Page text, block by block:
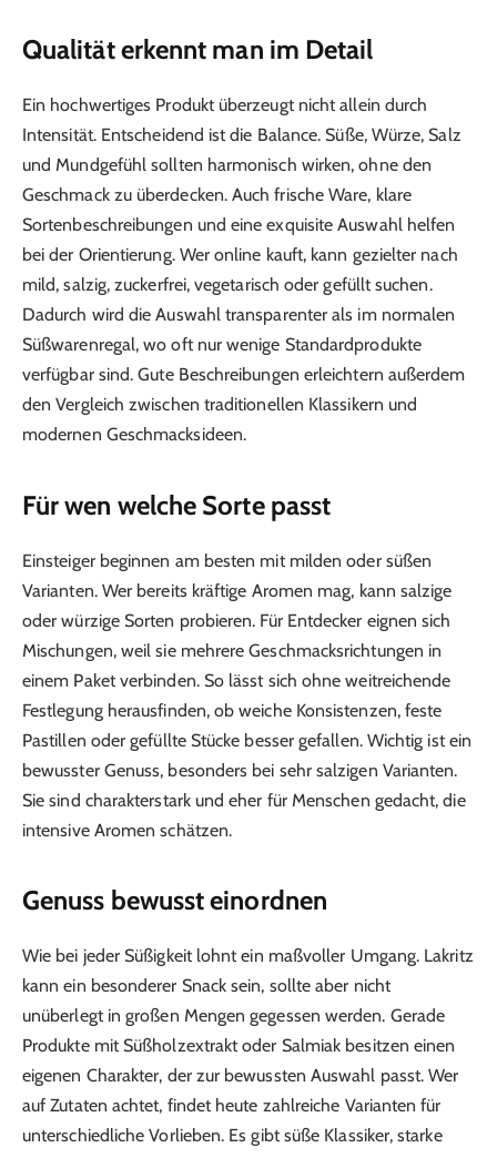
Qualität erkennt man im Detail
Ein hochwertiges Produkt überzeugt nicht allein durch
Intensität. Entscheidend ist die Balance. Süße, Würze, Salz
und Mundgefühl sollten harmonisch wirken, ohne den
Geschmack zu überdecken. Auch frische Ware, klare
Sortenbeschreibungen und eine exquisite Auswahl helfen
bei der Orientierung. Wer online kauft, kann gezielter nach
mild, salzig, zuckerfrei, vegetarisch oder gefüllt suchen.
Dadurch wird die Auswahl transparenter als im normalen
Süßwarenregal, wo oft nur wenige Standardprodukte
verfügbar sind. Gute Beschreibungen erleichtern außerdem
den Vergleich zwischen traditionellen Klassikern und
modernen Geschmacksideen.
Für wen welche Sorte passt
Einsteiger beginnen am besten mit milden oder süßen
Varianten. Wer bereits kräftige Aromen mag, kann salzige
oder würzige Sorten probieren. Für Entdecker eignen sich
Mischungen, weil sie mehrere Geschmacksrichtungen in
einem Paket verbinden. So lässt sich ohne weitreichende
Festlegung herausfinden, ob weiche Konsistenzen, feste
Pastillen oder gefüllte Stücke besser gefallen. Wichtig ist ein
bewusster Genuss, besonders bei sehr salzigen Varianten.
Sie sind charakterstark und eher für Menschen gedacht, die
intensive Aromen schätzen.
Genuss bewusst einordnen
Wie bei jeder Süßigkeit lohnt ein maßvoller Umgang. Lakritz
kann ein besonderer Snack sein, sollte aber nicht
unüberlegt in großen Mengen gegessen werden. Gerade
Produkte mit Süßholzextrakt oder Salmiak besitzen einen
eigenen Charakter, der zur bewussten Auswahl passt. Wer
auf Zutaten achtet, findet heute zahlreiche Varianten für
unterschiedliche Vorlieben. Es gibt süße Klassiker, starke